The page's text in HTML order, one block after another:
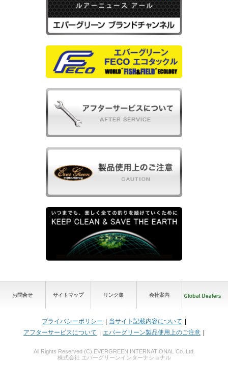
お問合せ サイトマップ リンク集 会社案内
プライバシーポリシー
当サイト記載内容について
アフターサービスについて
エバーグリーン製品使用上のご注意
All Rights Reserved (C) EVERGREEN INTERNATIONAL Co.,Ltd.
株式会社 エバーグリーンインターナショナル